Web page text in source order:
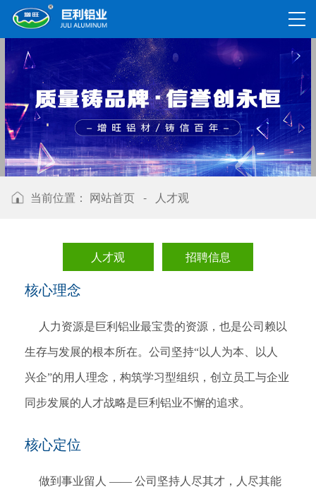
当前位置： 网站首页 - 人才观
人才观 招聘信息
核心理念
人力资源是巨利铝业最宝贵的资源，也是公司赖以
生存与发展的根本所在。公司坚持“以人为本、以人
兴企”的用人理念，构筑学习型组织，创立员工与企业
同步发展的人才战略是巨利铝业不懈的追求。
核心定位
做到事业留人 —— 公司坚持人尽其才，人尽其能